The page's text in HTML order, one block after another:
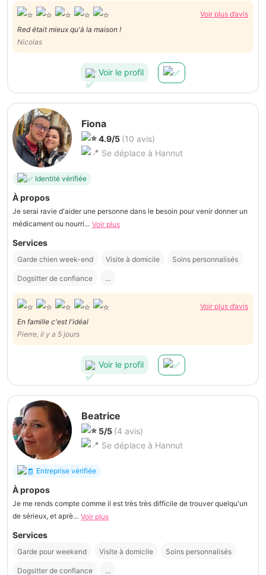
Voir plus d’avis
Red était mieux qu'à la maison !
Nicolas
Voir le profil
Fiona
4.9/5 (10 avis)
Se déplace à Hannut
Identité vérifiée
À propos
Je serai ravie d'aider une personne dans le besoin pour venir donner un
médicament ou nourri... Voir plus
Services
Garde chien week-end Visite à domicile Soins personnalisés
Dogsitter de confiance ...
Voir plus d’avis
En famille c'est l'idéal
Pierre, il y a 5 jours
Voir le profil
Beatrice
5/5 (4 avis)
Se déplace à Hannut
Entreprise vérifiée
À propos
Je me rends compte comme il est très très difficile de trouver quelqu'un
de sérieux, et aprè... Voir plus
Services
Garde pour weekend Visite à domicile Soins personnalisés
Dogsitter de confiance ...